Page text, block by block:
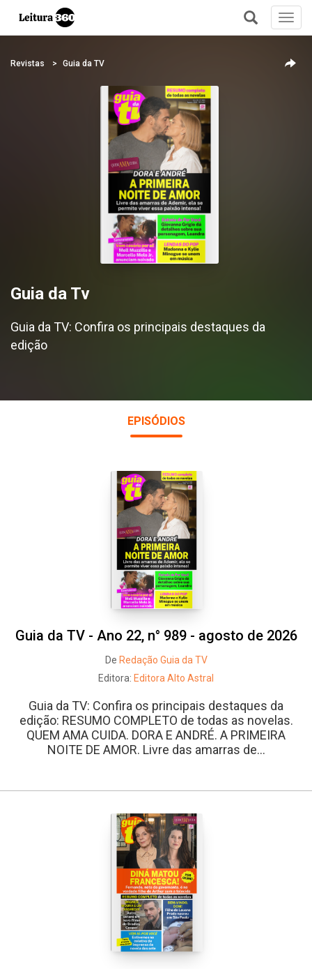
+
Revistas Guia da TV
Guia da Tv
Guia da TV: Confira os principais destaques da
edição
EPISÓDIOS
Guia da TV - Ano 22, n° 989 - agosto de 2026
De Redação Guia da TV
Editora: Editora Alto Astral
Guia da TV: Confira os principais destaques da
edição: RESUMO COMPLETO de todas as novelas.
QUEM AMA CUIDA. DORA E ANDRÉ. A PRIMEIRA
NOITE DE AMOR. Livre das amarras de...